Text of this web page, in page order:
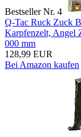
Bestseller Nr. 4
Q-Tac Ruck Zuck
Karpfenzelt, Angel
000 mm
128,99 EUR
Bei Amazon kaufen